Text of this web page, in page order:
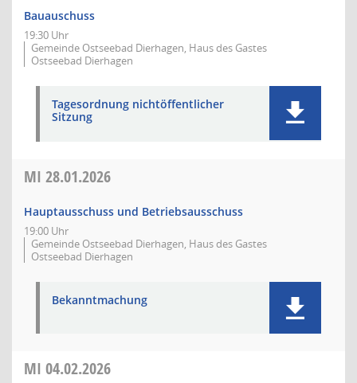
Bauauschuss
19:30 Uhr
Gemeinde Ostseebad Dierhagen, Haus des Gastes
Ostseebad Dierhagen
Tagesordnung nichtöffentlicher
Sitzung
MI 28.01.2026
Hauptausschuss und Betriebsausschuss
19:00 Uhr
Gemeinde Ostseebad Dierhagen, Haus des Gastes
Ostseebad Dierhagen
Bekanntmachung
MI 04.02.2026